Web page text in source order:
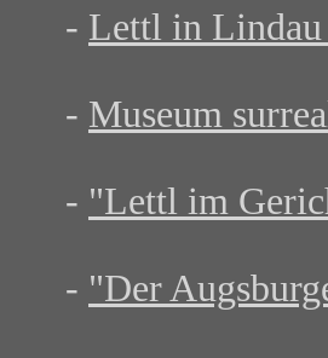
- Lettl in
- Museum
- "Lettl im
- "Der